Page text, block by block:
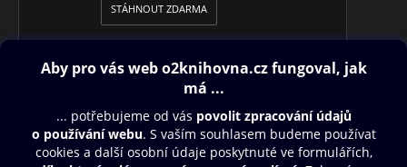
STÁHNOUT ZDARMA
Obsah ke stažení
Moje O2 Knihovna